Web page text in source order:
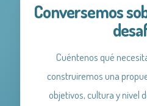
Conversemos
Cuéntenos qué
construiremos una
objetivos, cultura y nivel